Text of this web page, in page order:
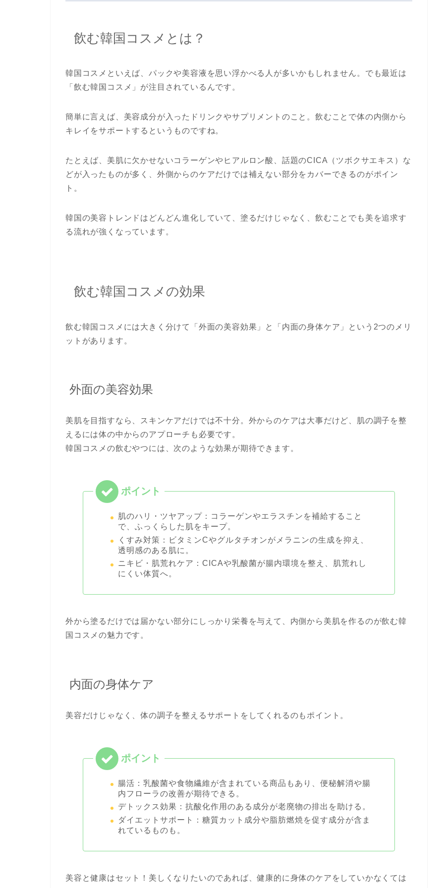
飲む韓国コスメとは？
韓国コスメといえば、パックや美容液を思い浮かべる人が多いかもしれません。でも最近は
「飲む韓国コスメ」が注目されているんです。
簡単に言えば、美容成分が入ったドリンクやサプリメントのこと。飲むことで体の内側から
キレイをサポートするというものですね。
たとえば、美肌に欠かせないコラーゲンやヒアルロン酸、話題のCICA（ツボクサエキス）な
どが入ったものが多く、外側からのケアだけでは補えない部分をカバーできるのがポイン
ト。
韓国の美容トレンドはどんどん進化していて、塗るだけじゃなく、飲むことでも美を追求す
る流れが強くなっています。
飲む韓国コスメの効果
飲む韓国コスメには大きく分けて「外面の美容効果」と「内面の身体ケア」という2つのメリ
ットがあります。
外面の美容効果
美肌を目指すなら、スキンケアだけでは不十分。外からのケアは大事だけど、肌の調子を整
えるには体の中からのアプローチも必要です。
韓国コスメの飲むやつには、次のような効果が期待できます。
肌のハリ・ツヤアップ：コラーゲンやエラスチンを補給すること
で、ふっくらした肌をキープ。
くすみ対策：ビタミンCやグルタチオンがメラニンの生成を抑え、
透明感のある肌に。
ニキビ・肌荒れケア：CICAや乳酸菌が腸内環境を整え、肌荒れし
にくい体質へ。
外から塗るだけでは届かない部分にしっかり栄養を与えて、内側から美肌を作るのが飲む韓
国コスメの魅力です。
内面の身体ケア
美容だけじゃなく、体の調子を整えるサポートをしてくれるのもポイント。
腸活：乳酸菌や食物繊維が含まれている商品もあり、便秘解消や腸
内フローラの改善が期待できる。
デトックス効果：抗酸化作用のある成分が老廃物の排出を助ける。
ダイエットサポート：糖質カット成分や脂肪燃焼を促す成分が含ま
れているものも。
美容と健康はセット！美しくなりたいのであれば、健康的に身体のケアをしていかなくては